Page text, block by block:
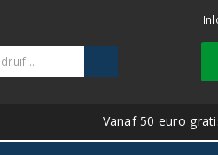
Vanaf 50 euro